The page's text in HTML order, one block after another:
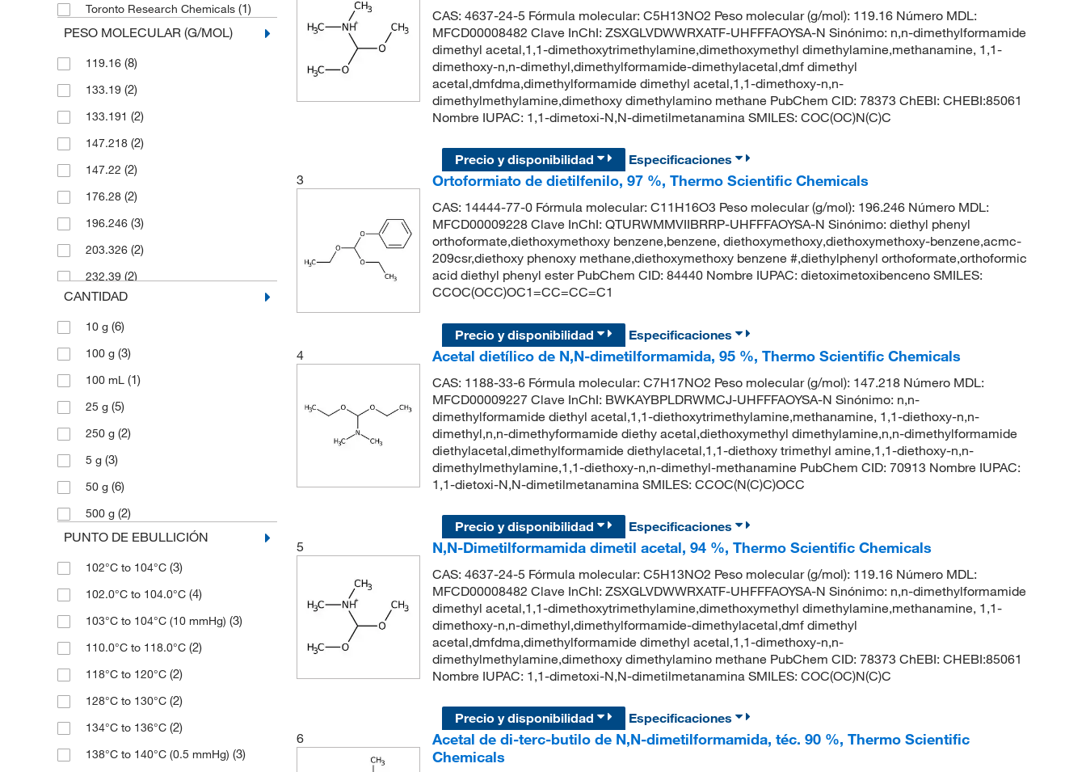
Toronto Research Chemicals (1)
PESO MOLECULAR (G/MOL)
119.16 (8)
133.19 (2)
133.191 (2)
147.218 (2)
147.22 (2)
176.28 (2)
196.246 (3)
203.326 (2)
232.39 (2)
272.37(3)
CANTIDAD
10 g (6)
100 g (3)
100 mL (1)
25 g (5)
250 g (2)
5 g (3)
50 g (6)
500 g (2)
PUNTO DE EBULLICIÓN
102°C to 104°C (3)
102.0°C to 104.0°C (4)
103°C to 104°C (10 mmHg) (3)
110.0°C to 118.0°C (2)
118°C to 120°C (2)
128°C to 130°C (2)
134°C to 136°C (2)
138°C to 140°C (0.5 mmHg) (3)
CAS: 4637-24-5 Fórmula molecular: C5H13NO2 Peso molecular (g/mol): 119.16 Número MDL:
MFCD00008482 Clave InChI: ZSXGLVDWWRXATF-UHFFFAOYSA-N Sinónimo: n,n-dimethylformamide
dimethyl acetal,1,1-dimethoxytrimethylamine,dimethoxymethyl dimethylamine,methanamine, 1,1-
dimethoxy-n,n-dimethyl,dimethylformamide-dimethylacetal,dmf dimethyl
acetal,dmfdma,dimethylformamide dimethyl acetal,1,1-dimethoxy-n,n-
dimethylmethylamine,dimethoxy dimethylamino methane PubChem CID: 78373 ChEBI: CHEBI:85061
Nombre IUPAC: 1,1-dimetoxi-N,N-dimetilmetanamina SMILES: COC(OC)N(C)C
Precio y disponibilidad
Especificaciones
3
Ortoformiato de dietilfenilo, 97 %, Thermo Scientific Chemicals
CAS: 14444-77-0 Fórmula molecular: C11H16O3 Peso molecular (g/mol): 196.246 Número MDL:
MFCD00009228 Clave InChI: QTURWMMVIIBRRP-UHFFFAOYSA-N Sinónimo: diethyl phenyl
orthoformate,diethoxymethoxy benzene,benzene, diethoxymethoxy,diethoxymethoxy-benzene,acmc-
209csr,diethoxy phenoxy methane,diethoxymethoxy benzene #,diethylphenyl orthoformate,orthoformic
acid diethyl phenyl ester PubChem CID: 84440 Nombre IUPAC: dietoximetoxibenceno SMILES:
CCOC(OCC)OC1=CC=CC=C1
Precio y disponibilidad
Especificaciones
4
Acetal dietílico de N,N-dimetilformamida, 95 %, Thermo Scientific Chemicals
CAS: 1188-33-6 Fórmula molecular: C7H17NO2 Peso molecular (g/mol): 147.218 Número MDL:
MFCD00009227 Clave InChI: BWKAYBPLDRWMCJ-UHFFFAOYSA-N Sinónimo: n,n-
dimethylformamide diethyl acetal,1,1-diethoxytrimethylamine,methanamine, 1,1-diethoxy-n,n-
dimethyl,n,n-dimethyformamide diethy acetal,diethoxymethyl dimethylamine,n,n-dimethylformamide
diethylacetal,dimethylformamide diethylacetal,1,1-diethoxy trimethyl amine,1,1-diethoxy-n,n-
dimethylmethylamine,1,1-diethoxy-n,n-dimethyl-methanamine PubChem CID: 70913 Nombre IUPAC:
1,1-dietoxi-N,N-dimetilmetanamina SMILES: CCOC(N(C)C)OCC
Precio y disponibilidad
Especificaciones
5
N,N-Dimetilformamida dimetil acetal, 94 %, Thermo Scientific Chemicals
CAS: 4637-24-5 Fórmula molecular: C5H13NO2 Peso molecular (g/mol): 119.16 Número MDL:
MFCD00008482 Clave InChI: ZSXGLVDWWRXATF-UHFFFAOYSA-N Sinónimo: n,n-dimethylformamide
dimethyl acetal,1,1-dimethoxytrimethylamine,dimethoxymethyl dimethylamine,methanamine, 1,1-
dimethoxy-n,n-dimethyl,dimethylformamide-dimethylacetal,dmf dimethyl
acetal,dmfdma,dimethylformamide dimethyl acetal,1,1-dimethoxy-n,n-
dimethylmethylamine,dimethoxy dimethylamino methane PubChem CID: 78373 ChEBI: CHEBI:85061
Nombre IUPAC: 1,1-dimetoxi-N,N-dimetilmetanamina SMILES: COC(OC)N(C)C
Precio y disponibilidad
Especificaciones
6
Acetal de di-terc-butilo de N,N-dimetilformamida, téc. 90 %, Thermo Scientific
Chemicals